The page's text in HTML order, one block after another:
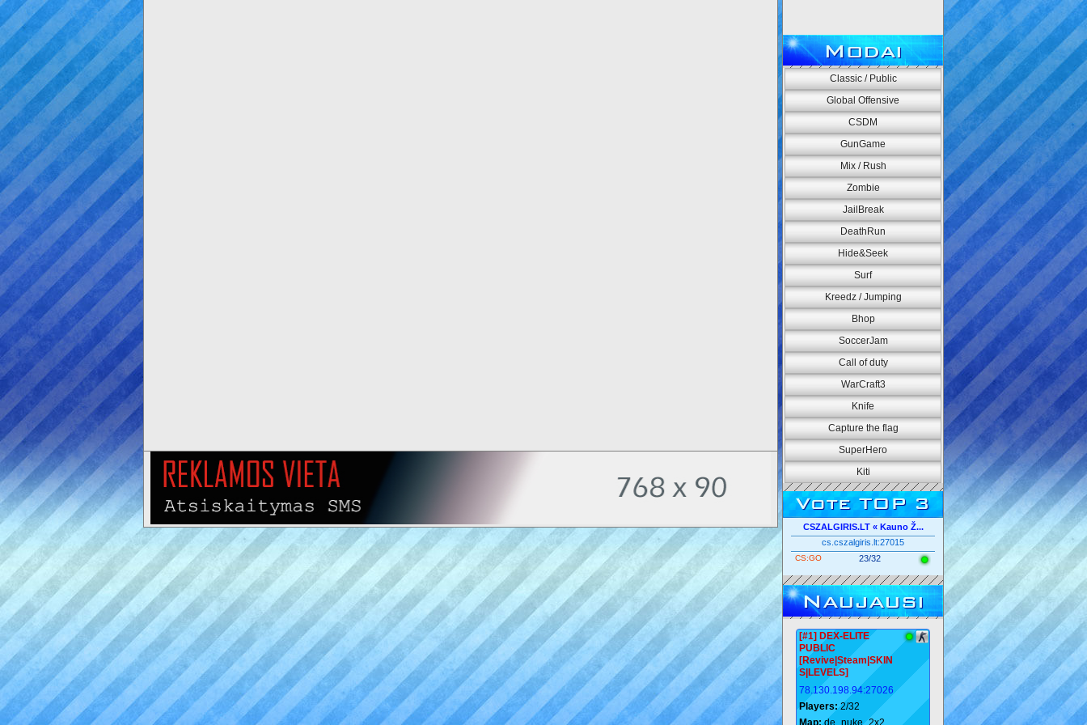
Modai
Classic / Public
Global Offensive
CSDM
GunGame
Mix / Rush
Zombie
JailBreak
DeathRun
Hide&Seek
Surf
Kreedz / Jumping
Bhop
SoccerJam
Call of duty
WarCraft3
Knife
Capture the flag
SuperHero
Kiti
Vote TOP 3
CSZALGIRIS.LT « Kauno Ž...
cs.cszalgiris.lt:27015
CS:GO 23/32
Naujausi